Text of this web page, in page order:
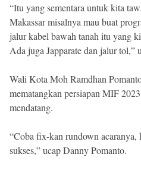
“Itu yang sementara untuk kita
Makassar misalnya mau buat
jalur kabel bawah tanah itu yang
Ada juga Japparate dan jalur tol,”
Wali Kota Moh Ramdhan
mematangkan persiapan MIF
mendatang.
“Coba fix-kan rundown acaranya,
sukses,” ucap Danny Pomanto.